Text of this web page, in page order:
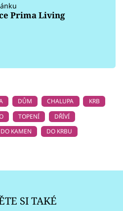
Prima Living
DŮM CHALUPA
KRB
TOPENÍ
DŘÍVÍ
KAMEN
DO KRBU
SI TAKÉ